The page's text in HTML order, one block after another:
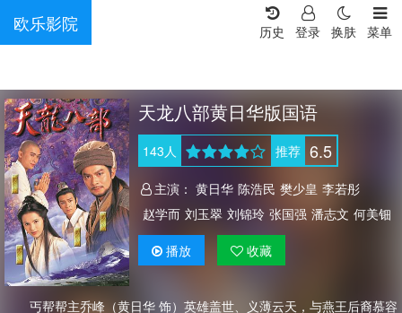
欧乐影院 菜单
换肤
登录
历史
天龙八部黄日华版国语
143人 推荐 6.5
主演： 黄日华 陈浩民 樊少皇 李若彤
赵学而 刘玉翠 刘锦玲 张国强 潘志文 何美钿
招石文 李国麟 雪梨 黄纪莹
李桂英 马清仪 赵静仪 陈安莹
播放 收藏
丐帮帮主乔峰（黄日华 饰）英雄盖世、义薄云天，与燕王后裔慕容